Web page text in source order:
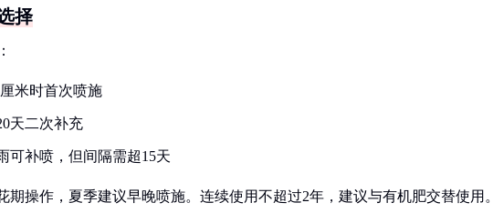
择
米时首次喷施
天二次补充
可补喷，但间隔需超15天
操作，夏季建议早晚喷施。连续使用不超过2年，建议与有机肥交替使用。